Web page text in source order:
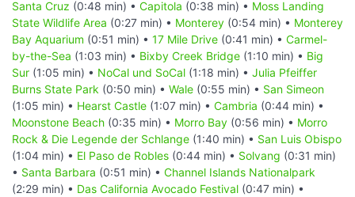
Santa Cruz (0:48 min) • Capitola (0:38 min) • Moss Landing
State Wildlife Area (0:27 min) • Monterey (0:54 min) • Monterey
Bay Aquarium (0:51 min) • 17 Mile Drive (0:41 min) • Carmel-
by-the-Sea (1:03 min) • Bixby Creek Bridge (1:10 min) • Big
Sur (1:05 min) • NoCal und SoCal (1:18 min) • Julia Pfeiffer
Burns State Park (0:50 min) • Wale (0:55 min) • San Simeon
(1:05 min) • Hearst Castle (1:07 min) • Cambria (0:44 min) •
Moonstone Beach (0:35 min) • Morro Bay (0:56 min) • Morro
Rock & Die Legende der Schlange (1:40 min) • San Luis Obispo
(1:04 min) • El Paso de Robles (0:44 min) • Solvang (0:31 min)
• Santa Barbara (0:51 min) • Channel Islands Nationalpark
(2:29 min) • Das California Avocado Festival (0:47 min) •